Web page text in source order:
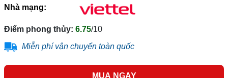
Nhà mạng:
Điểm phong thủy: 6.75/10
Miễn phí vận chuyển toàn quốc
MUA NGAY